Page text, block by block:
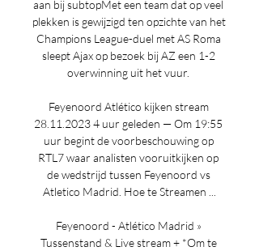
aan bij subtopMet een team dat op veel
plekken is gewijzigd ten opzichte van het
Champions League-duel met AS Roma
sleept Ajax op bezoek bij AZ een 1-2
overwinning uit het vuur.
Feyenoord Atlético kijken stream
28.11.2023 4 uur geleden — Om 19:55
uur begint de voorbeschouwing op
RTL7 waar analisten vooruitkijken op
de wedstrijd tussen Feyenoord vs
Atletico Madrid. Hoe te Streamen ...
Feyenoord - Atlético Madrid »
Tussenstand & Live stream + *Om te